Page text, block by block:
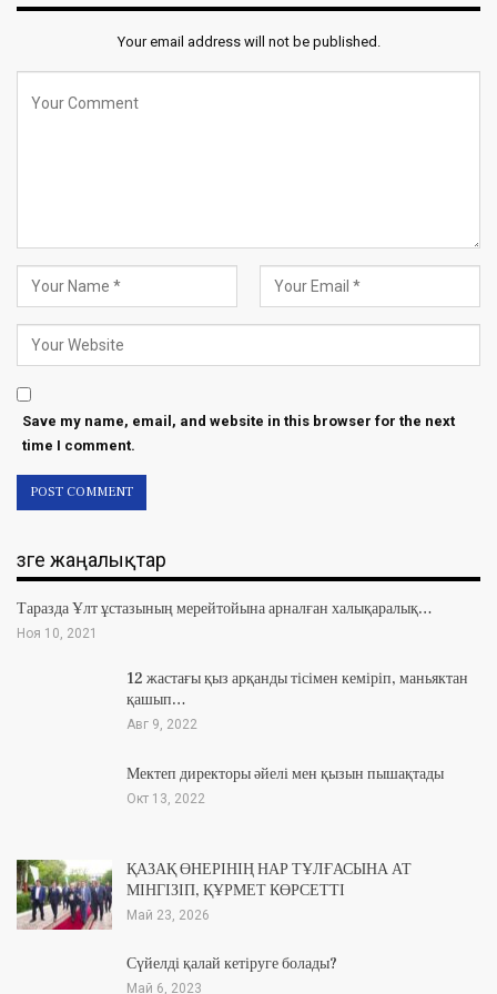
Your email address will not be published.
Save my name, email, and website in this browser for the next
time I comment.
Өзге жаңалықтар
Таразда Ұлт ұстазының мерейтойына арналған халықаралық…
Ноя 10, 2021
12 жастағы қыз арқанды тісімен кеміріп, маньяктан
қашып…
Авг 9, 2022
Мектеп директоры әйелі мен қызын пышақтады
Окт 13, 2022
ҚАЗАҚ ӨНЕРІНІҢ НАР ТҰЛҒАСЫНА АТ
МІНГІЗІП, ҚҰРМЕТ КӨРСЕТТІ
Май 23, 2026
Сүйелді қалай кетіруге болады?
Май 6, 2023